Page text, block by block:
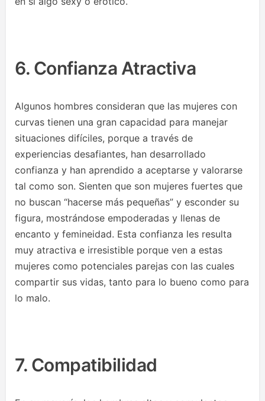
6. Confianza Atractiva
Algunos hombres consideran que las mujeres con
curvas tienen una gran capacidad para manejar
situaciones difíciles, porque a través de
experiencias desafiantes, han desarrollado
confianza y han aprendido a aceptarse y valorarse
tal como son. Sienten que son mujeres fuertes que
no buscan “hacerse más pequeñas” y esconder su
figura, mostrándose empoderadas y llenas de
encanto y femineidad. Esta confianza les resulta
muy atractiva e irresistible porque ven a estas
mujeres como potenciales parejas con las cuales
compartir sus vidas, tanto para lo bueno como para
lo malo.
7. Compatibilidad